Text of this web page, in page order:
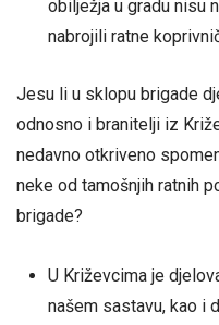
obilježja u gradu nisu
nabrojili ratne
Jesu li u sklopu brigade
odnosno i branitelji iz
nedavno otkriveno
neke od tamošnjih ratnih
brigade?
U Križevcima je
našem sastavu, kao i